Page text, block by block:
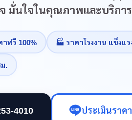
จ มั่นใจในคุณภาพและบริการ
ฟรี 100% 🏭 ราคาโรงงาน แข็งแ
.
4010 ประเมินราค